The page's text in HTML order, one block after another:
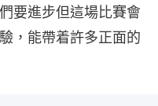
要進步但這場比賽會
，能帶着許多正面的